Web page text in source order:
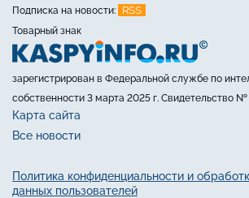
Подписка на новости:
RSS
Товарный знак
зарегистрирован в Федеральной службе по
собственности 3 марта 2025 г. Свидетельство №
Карта сайта
Все новости
Политика конфиденциальности и
данных пользователей